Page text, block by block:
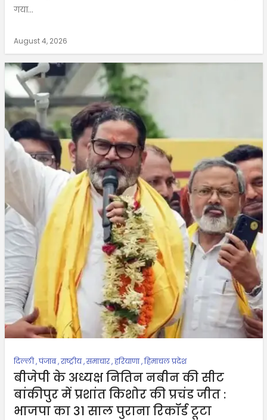
गया...
August 4, 2026
दिल्ली,पंजाब,राष्ट्रीय,समाचार,हरियाणा,हिमाचल प्रदेश
बीजेपी के अध्यक्ष नितिन नबीन की सीट
बांकीपुर में प्रशांत किशोर की प्रचंड जीत :
भाजपा का 31 साल पुराना रिकॉर्ड टूटा